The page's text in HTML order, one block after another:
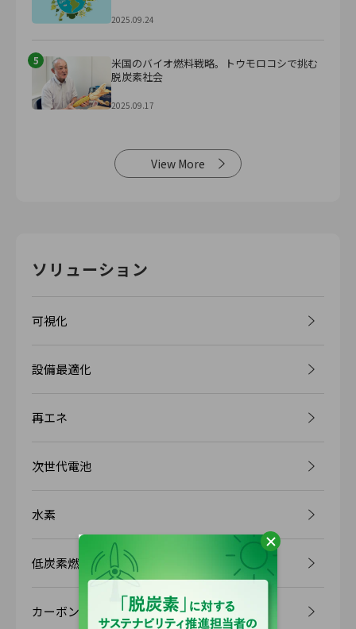
2025.09.24
5
米国のバイオ燃料戦略。トウモロコシで挑む
脱炭素社会
2025.09.17
View More
ソリューション
可視化
設備最適化
再エネ
次世代電池
水素
低炭素燃料
カーボンオフセット